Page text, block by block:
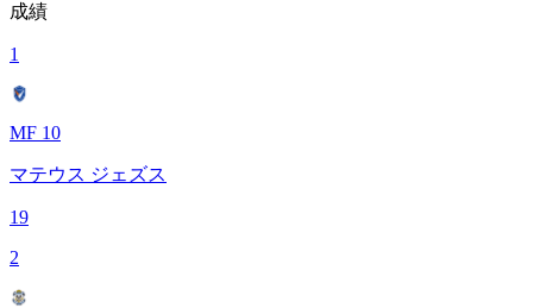
成績
1
MF 10
マテウス ジェズス
19
2